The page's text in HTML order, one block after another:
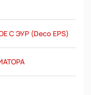
С ЭУР (Deco EPS)